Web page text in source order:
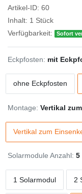
Artikel-ID: 60
Inhalt: 1 Stück
Verfügbarkeit:
Sofort
Eckpfosten: mit
ohne Eckpfosten
Montage: Vertikal
Vertikal zum
Solarmodule Anzahl: 5
1 Solarmodul 2